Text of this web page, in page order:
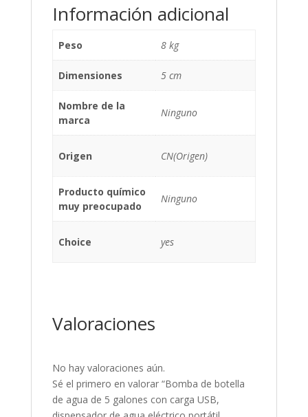
Información adicional
Peso 8 kg
Dimensiones 5 cm
Nombre de la
marca
Ninguno
Origen CN(Origen)
Producto químico
muy preocupado
Ninguno
Choice yes
Valoraciones
No hay valoraciones aún.
Sé el primero en valorar “Bomba de botella
de agua de 5 galones con carga USB,